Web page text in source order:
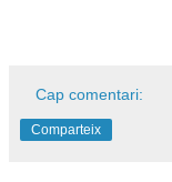
Cap comentari:
Comparteix